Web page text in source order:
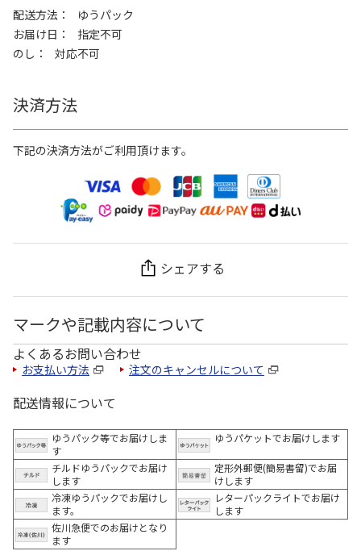
配送方法
ゆうパック
お届け日
指定不可
のし
対応不可
決済方法
下記の決済方法がご利用頂けます。
シェアする
マークや記載内容について
よくあるお問い合わせ
お支払い方法 注文のキャンセルについて
配送情報について
ゆうパック等でお届けしま
す
ゆうパケットでお届けします
チルドゆうパックでお届け
します
定形外郵便(簡易書留)でお届
けします
冷凍ゆうパックでお届けし
ます。
レターパックライトでお届け
します
佐川急便でのお届けとなり
ます